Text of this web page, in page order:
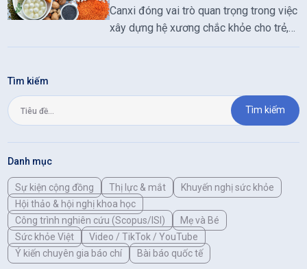
phục sẽ giúp cha mẹ cải thiện tình trạng
này hiệu quả hơn, đảm bảo trẻ phát triển
Canxi đóng vai trò quan trọng trong việc
xây dựng hệ xương chắc khỏe cho trẻ,
nhưng làm thế nào để trẻ hấp thu canxi
Tìm kiếm
Tìm kiếm
Danh mục
Sự kiện cộng đồng Thị lực & mắt
Khuyến nghị sức khỏe
Hội thảo & hội nghị khoa học
Công trình nghiên cứu (Scopus/ISI)
Mẹ và Bé
Sức khỏe Việt
Video / TikTok / YouTube
Ý kiến chuyên gia báo chí
Bài báo quốc tế